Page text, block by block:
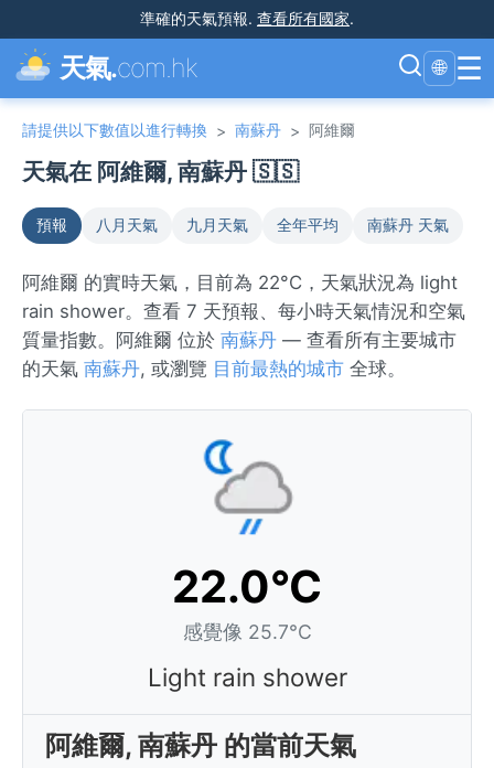
準確的天氣預報. 查看所有國家.
天氣.com.hk 🌐 ☰
請提供以下數值以進行轉換 > 南蘇丹 > 阿維爾
天氣在 阿維爾, 南蘇丹 🇸🇸
預報 八月天氣 九月天氣 全年平均 南蘇丹 天氣
阿維爾 的實時天氣，目前為 22°C，天氣狀況為 light
rain shower。查看 7 天預報、每小時天氣情況和空氣
質量指數。阿維爾 位於 南蘇丹 — 查看所有主要城市
的天氣 南蘇丹, 或瀏覽 目前最熱的城市 全球。
22.0°C
感覺像 25.7°C
Light rain shower
阿維爾, 南蘇丹 的當前天氣